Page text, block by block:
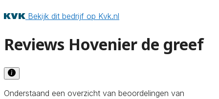
Bekijk dit bedrijf op Kvk.nl
Reviews Hovenier de greef
Onderstaand een overzicht van beoordelingen van